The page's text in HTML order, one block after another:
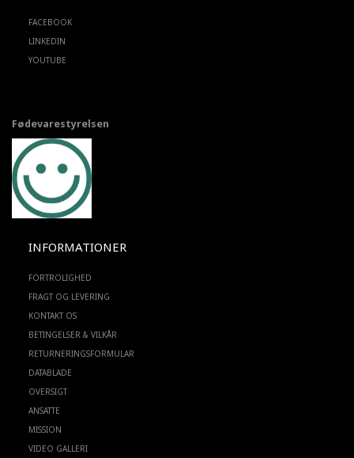
FACEBOOK
LINKEDIN
YOUTUBE
Fødevarestyrelsen
INFORMATIONER
FORTROLIGHED
FRAGT OG LEVERING
KONTAKT OS
BETINGELSER & VILKÅR
RETURNERINGSFORMULAR
DATABLADE
OVERSIGT
ANSATTE
MISSION
VIDEO GALLERI